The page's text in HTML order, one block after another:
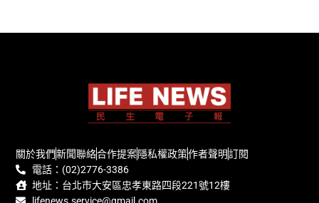
關於我們新聞聯絡合作提案隱私權政策作者聲明訂閱
電話：(02)2776-3386
地址：台北市大安區忠孝東路四段221號12樓